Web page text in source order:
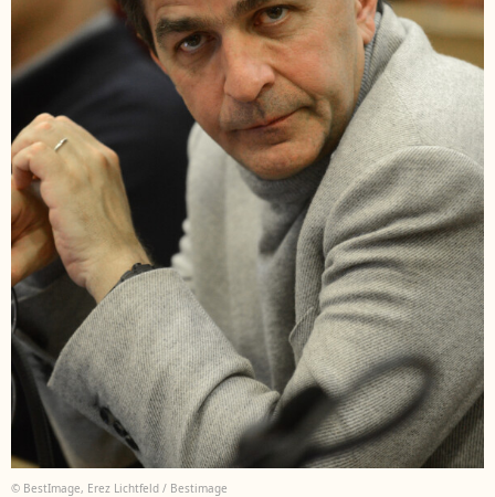
© BestImage, Erez Lichtfeld / Bestimage